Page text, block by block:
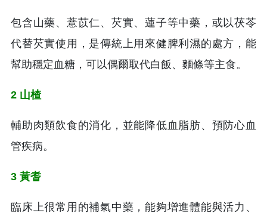
包含山藥、薏苡仁、芡實、蓮子等中藥，或以茯苓
代替芡實使用，是傳統上用來健脾利濕的處方，能
幫助穩定血糖，可以偶爾取代白飯、麵條等主食。
2 山楂
輔助肉類飲食的消化，並能降低血脂肪、預防心血
管疾病。
3 黃耆
臨床上很常用的補氣中藥，能夠增進體能與活力、